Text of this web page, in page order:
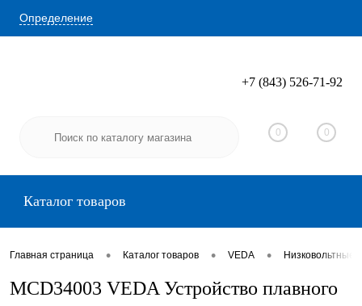
Определение
Вход Регистрация
+7 (843) 526-71-92
0 0
Каталог товаров
Главная страница • Каталог товаров • VEDA •
MCD34003 VEDA Устройство плавного